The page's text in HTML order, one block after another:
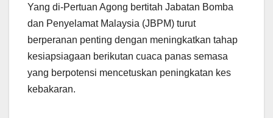
Yang di-Pertuan Agong bertitah Jabatan Bomba
dan Penyelamat Malaysia (JBPM) turut
berperanan penting dengan meningkatkan tahap
kesiapsiagaan berikutan cuaca panas semasa
yang berpotensi mencetuskan peningkatan kes
kebakaran.